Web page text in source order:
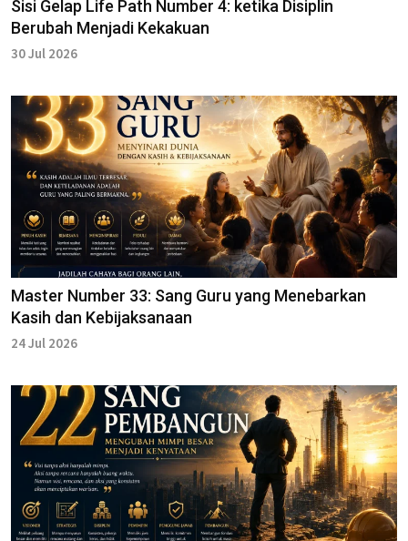
Sisi Gelap Life Path Number 4: ketika Disiplin
Berubah Menjadi Kekakuan
30 Jul 2026
Master Number 33: Sang Guru yang Menebarkan
Kasih dan Kebijaksanaan
24 Jul 2026